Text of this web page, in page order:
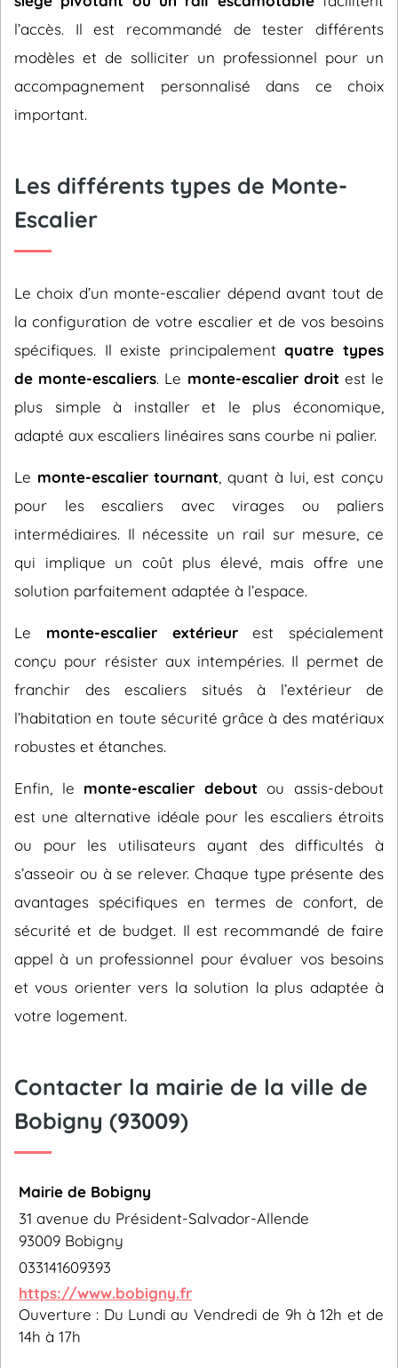
l’accès. Il est recommandé de tester différents
modèles et de solliciter un professionnel pour un
accompagnement personnalisé dans ce choix
important.
Les différents types de Monte-
Escalier
Le choix d’un monte-escalier dépend avant tout de
la configuration de votre escalier et de vos besoins
spécifiques. Il existe principalementquatre types
de monte-escaliers. Le monte-escalier droit est le
plus simple à installer et le plus économique,
adapté aux escaliers linéaires sans courbe ni palier.
Le monte-escalier tournant , quant à lui, est conçu
pour les escaliers avec virages ou paliers
intermédiaires. Il nécessite un rail sur mesure, ce
qui implique un coût plus élevé, mais offre une
solution parfaitement adaptée à l’espace.
Le monte-escalier extérieurest spécialement
conçu pour résister aux intempéries. Il permet de
franchir des escaliers situés à l’extérieur de
l’habitation en toute sécurité grâce à des matériaux
robustes et étanches.
Enfin, le monte-escalier debout ou assis-debout
est une alternative idéale pour les escaliers étroits
ou pour les utilisateurs ayant des difficultés à
s’asseoir ou à se relever. Chaque type présente des
avantages spécifiques en termes de confort, de
sécurité et de budget. Il est recommandé de faire
appel à un professionnel pour évaluer vos besoins
et vous orienter vers la solution la plus adaptée à
votre logement.
Contacter la mairie de la ville de
Bobigny (93009)
Mairie de Bobigny
31 avenue du Président-Salvador-Allende
93009 Bobigny
033141609393
https://www.bobigny.fr
Ouverture : Du Lundi au Vendredi de 9h à 12h et de
14h à 17h